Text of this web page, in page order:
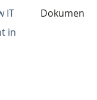
IT
in
Dokument